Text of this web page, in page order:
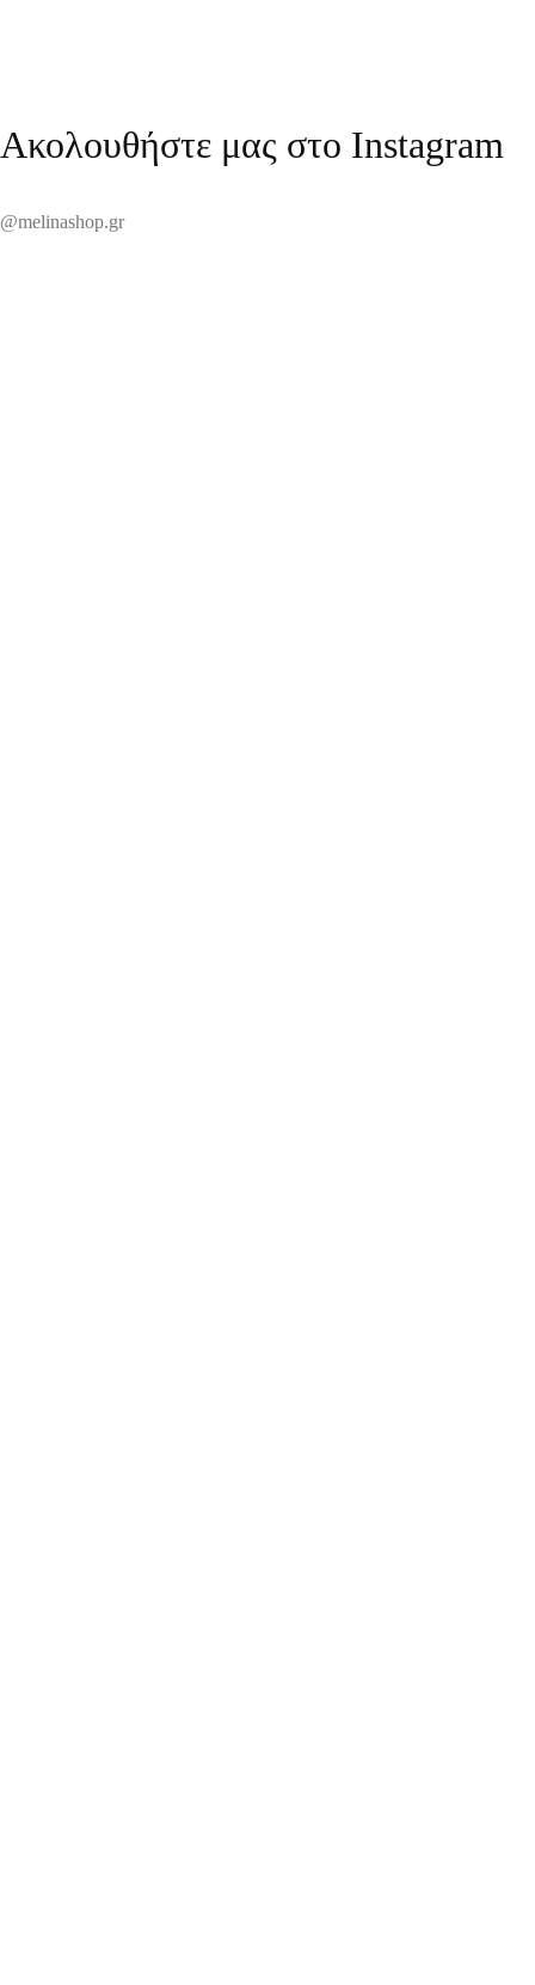
Ακολουθήστε μας στο Instagram
@melinashop.gr